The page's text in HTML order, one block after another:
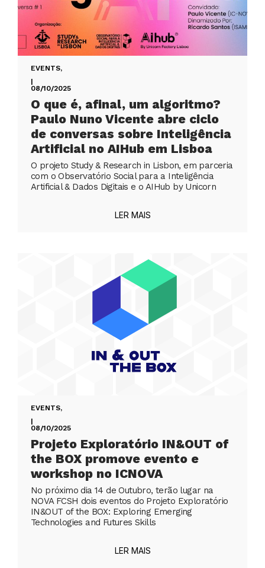
EVENTS,
|
08/10/2025
O que é, afinal, um algoritmo?
Paulo Nuno Vicente abre ciclo
de conversas sobre Inteligência
Artificial no AIHub em Lisboa
O projeto Study & Research in Lisbon, em parceria
com o Observatório Social para a Inteligência
Artificial & Dados Digitais e o AIHub by Unicorn
LER MAIS
EVENTS,
|
08/10/2025
Projeto Exploratório IN&OUT of
the BOX promove evento e
workshop no ICNOVA
No próximo dia 14 de Outubro, terão lugar na
NOVA FCSH dois eventos do Projeto Exploratório
IN&OUT of the BOX: Exploring Emerging
Technologies and Futures Skills
LER MAIS